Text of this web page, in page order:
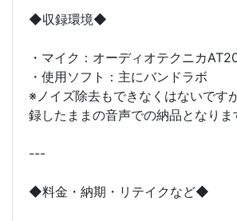
◆収録環境◆
・マイク：オーディオテクニカ
・使用ソフト：主にバンドラボ
※ノイズ除去もできなくはないです
録したままの音声での納品となりま
---
◆料金・納期・リテイクなど◆